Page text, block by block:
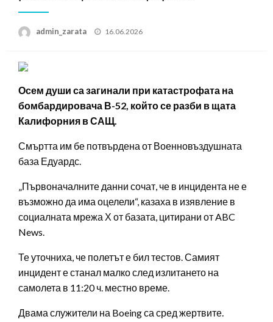
admin_zarata
Posted
16.06.2026
Осем души са загинали при катастрофата на
бомбардировача В-52, който се разби в щата
Калифорния в САЩ.
Смъртта им бе потвърдена от Военновъздушната
база Едуардс.
„Първоначалните данни сочат, че в инцидента не е
възможно да има оцелели“, казаха в изявление в
социалната мрежа Х от базата, цитирани от ABC
News.
Те уточниха, че полетът е бил тестов. Самият
инцидент е станал малко след излитането на
самолета в 11:20 ч. местно време.
Двама служители на Boeing са сред жертвите.